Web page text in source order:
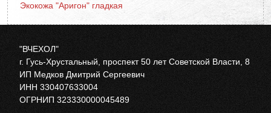
Экокожа "Аригон" гладкая
"ВЧЕХОЛ"
г. Гусь-Хрустальный, проспект 50 лет Советской Власти, 8
ИП Медков Дмитрий Сергеевич
ИНН 330407633004
ОГРНИП 323330000045489